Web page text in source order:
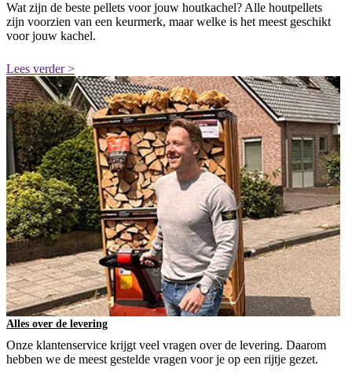
Wat zijn de beste pellets voor jouw houtkachel? Alle houtpellets
zijn voorzien van een keurmerk, maar welke is het meest geschikt
voor jouw kachel.
Lees verder >
Alles over de levering
Onze klantenservice krijgt veel vragen over de levering. Daarom
hebben we de meest gestelde vragen voor je op een rijtje gezet.